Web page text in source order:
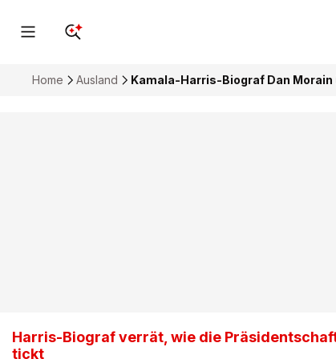
Home Ausland Kamala-Harris-Biograf Dan
Harris-Biograf verrät, wie die
tickt